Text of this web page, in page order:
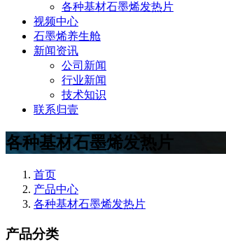
各种基材石墨烯发热片
视频中心
石墨烯养生舱
新闻资讯
公司新闻
行业新闻
技术知识
联系归壹
各种基材石墨烯发热片
首页
产品中心
各种基材石墨烯发热片
产品分类